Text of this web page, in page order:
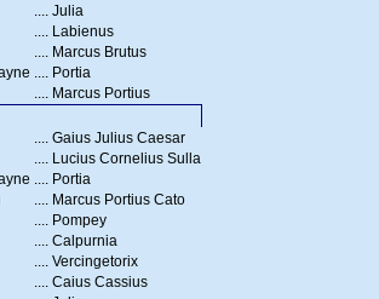
.... Julia
.... Labienus
.... Marcus Brutus
.... Portia
.... Marcus Portius
.... Gaius Julius Caesar
.... Lucius Cornelius Sulla
.... Portia
.... Marcus Portius Cato
.... Pompey
.... Calpurnia
.... Vercingetorix
.... Caius Cassius